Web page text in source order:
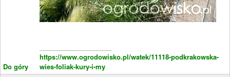
Do góry
https://www.ogrodowisko.pl/watek/11118-podkrakowska-
wies-foliak-kury-i-my